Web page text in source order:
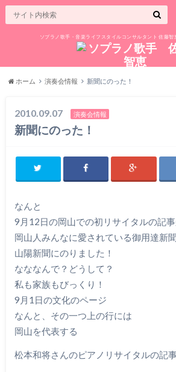
ソプラノ歌手・音楽ライフスタイルコンサルタント 佐藤智
ホーム 演奏会情報 新聞にのった！
2010.09.07 演奏会情報
新聞にのった！
なんと
9月12日の岡山での初リサイタルの記
岡山人みんなに愛されている御用達新
山陽新聞にのりました！
なななんで？どうして？
私も家族もびっくり！
9月1日の文化のページ
なんと、その一つ上の行には
岡山を代表する
松本和将さんのピアノリサイタルの記事